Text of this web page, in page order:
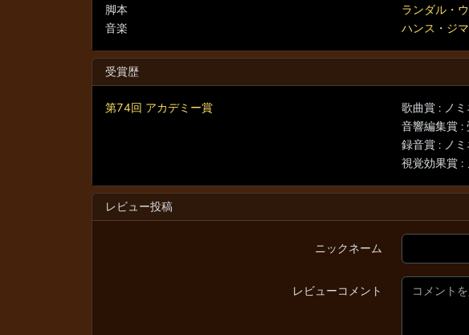
脚本
ランダル・
音楽
ハンス・ジ
受賞歴
第74回 アカデミー賞
歌曲賞 : ノミ
音響編集賞 :
録音賞 : ノミ
視覚効果賞 :
レビュー投稿
ニックネーム
レビューコメント